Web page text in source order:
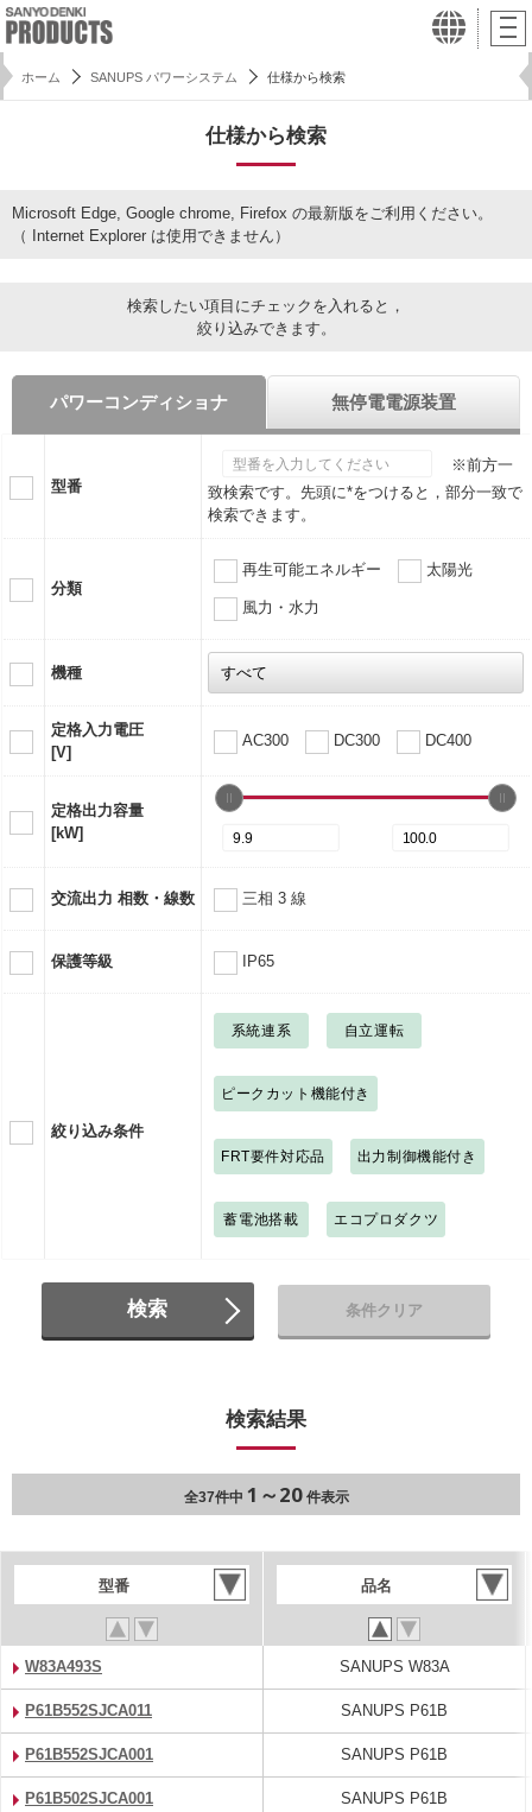
ホーム SANUPS パワーシステム 仕様から検索
仕様から検索
Microsoft Edge, Google chrome, Firefox の最新版をご利用ください。
（ Internet Explorer は使用できません）
検索したい項目にチェックを入れると，
絞り込みできます。
パワーコンディショナ 無停電電源装置
型番
※前方一
致検索です。先頭に*をつけると，部分一致で
検索できます。
分類
再生可能エネルギー 太陽光
風力・水力
機種
定格入力電圧
[V]
AC300 DC300 DC400
定格出力容量
[kW]
交流出力 相数・線数 三相 3 線
保護等級 IP65
絞り込み条件
系統連系 自立運転
ピークカット機能付き
FRT要件対応品 出力制御機能付き
蓄電池搭載 エコプロダクツ
検索 条件クリア
検索結果
全37件中 1～20件表示
型番 品名
W83A493S SANUPS W83A
P61B552SJCA011 SANUPS P61B
P61B552SJCA001 SANUPS P61B
P61B502SJCA001 SANUPS P61B